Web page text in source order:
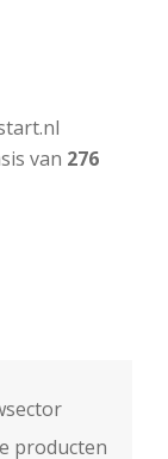
van 276
producten